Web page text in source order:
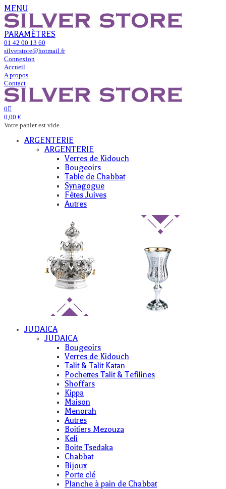
MENU
PARAMÈTRES
01 42 00 13 60
silverstore@hotmail.fr
Connexion
Accueil
A propos
Contact
0
0,00 €
Votre panier est vide.
ARGENTERIE
ARGENTERIE
Verres de Kidouch
Bougeoirs
Table de Chabbat
Synagogue
Fêtes Juives
Autres
JUDAICA
JUDAICA
Bougeoirs
Verres de Kidouch
Talit & Talit Katan
Pochettes Talit & Tefilines
Shoffars
Kippa
Maison
Menorah
Autres
Boitiers Mezouza
Keli
Boite Tsedaka
Chabbat
Bijoux
Porte clé
Planche à pain de Chabbat